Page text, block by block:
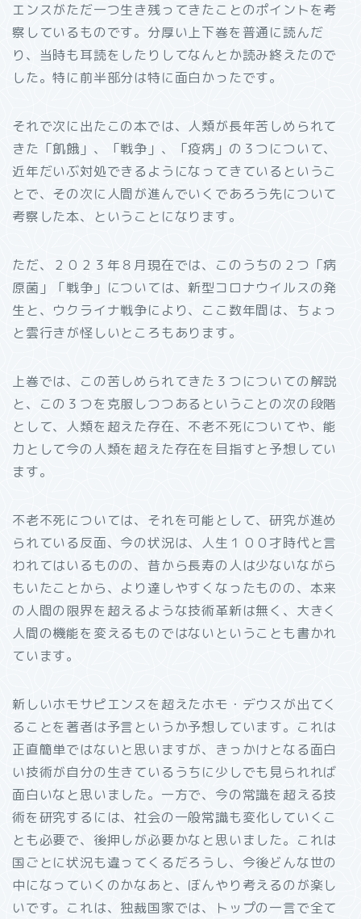
エンスがただ一つ生き残ってきたことのポイントを考
察しているものです。分厚い上下巻を普通に読んだ
り、当時も耳読をしたりしてなんとか読み終えたので
した。特に前半部分は特に面白かったです。
それで次に出たこの本では、人類が長年苦しめられて
きた「飢餓」、「戦争」、「疫病」の３つについて、
近年だいぶ対処できるようになってきているというこ
とで、その次に人間が進んでいくであろう先について
考察した本、ということになります。
ただ、２０２３年８月現在では、このうちの２つ「病
原菌」「戦争」については、新型コロナウイルスの発
生と、ウクライナ戦争により、ここ数年間は、ちょっ
と雲行きが怪しいところもあります。
上巻では、この苦しめられてきた３つについての解説
と、この３つを克服しつつあるということの次の段階
として、人類を超えた存在、不老不死についてや、能
力として今の人類を超えた存在を目指すと予想してい
ます。
不老不死については、それを可能として、研究が進め
られている反面、今の状況は、人生１００才時代と言
われてはいるものの、昔から長寿の人は少ないながら
もいたことから、より達しやすくなったものの、本来
の人間の限界を超えるような技術革新は無く、大きく
人間の機能を変えるものではないということも書かれ
ています。
新しいホモサピエンスを超えたホモ・デウスが出てく
ることを著者は予言というか予想しています。これは
正直簡単ではないと思いますが、きっかけとなる面白
い技術が自分の生きているうちに少しでも見られれば
面白いなと思いました。一方で、今の常識を超える技
術を研究するには、社会の一般常識も変化していくこ
とも必要で、後押しが必要かなと思いました。これは
国ごとに状況も違ってくるだろうし、今後どんな世の
中になっていくのかなあと、ぼんやり考えるのが楽し
いです。これは、独裁国家では、トップの一言で全て